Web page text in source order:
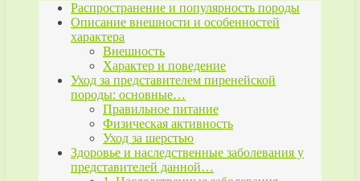
Распространение и популярность породы
Описание внешности и особенностей
характера
Внешность
Характер и поведение
Уход за представителем пиренейской
породы: основные…
Правильное питание
Физическая активность
Уход за шерстью
Здоровье и наследственные заболевания у
представителей данной…